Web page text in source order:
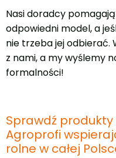
Nasi doradcy
odpowiedni model, a
nie trzeba jej odbierać.
z nami, a my wyślemy
formalności!
Sprawdź
Agroprofi
rolne w całej